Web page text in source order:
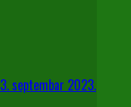
septembar 2023.